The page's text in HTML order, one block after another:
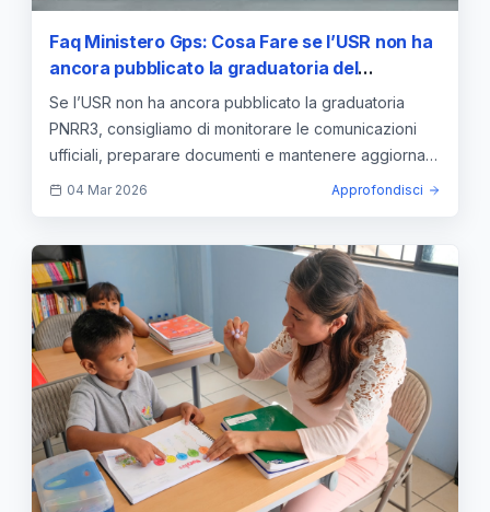
Faq Ministero Gps: Cosa Fare se l’USR non ha
ancora pubblicato la graduatoria del
concorso PNRR3?
Se l’USR non ha ancora pubblicato la graduatoria
PNRR3, consigliamo di monitorare le comunicazioni
ufficiali, preparare documenti e mantenere aggiornate
le istanze. (143 caratteri)
04 Mar 2026 Approfondisci